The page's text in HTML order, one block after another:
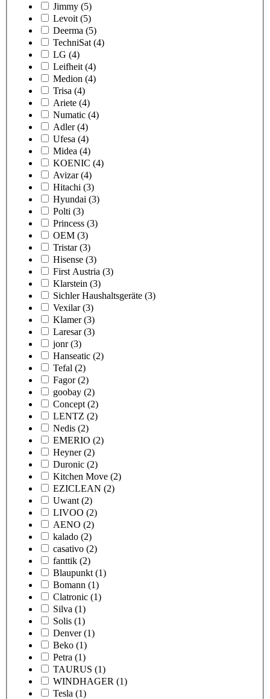
Jimmy (5)
Levoit (5)
Deerma (5)
TechniSat (4)
LG (4)
Leifheit (4)
Medion (4)
Trisa (4)
Ariete (4)
Numatic (4)
Adler (4)
Ufesa (4)
Midea (4)
KOENIC (4)
Avizar (4)
Hitachi (3)
Hyundai (3)
Polti (3)
Princess (3)
OEM (3)
Tristar (3)
Hisense (3)
First Austria (3)
Klarstein (3)
Sichler Haushaltsgeräte (3)
Vexilar (3)
Klamer (3)
Laresar (3)
jonr (3)
Hanseatic (2)
Tefal (2)
Fagor (2)
goobay (2)
Concept (2)
LENTZ (2)
Nedis (2)
EMERIO (2)
Heyner (2)
Duronic (2)
Kitchen Move (2)
EZICLEAN (2)
Uwant (2)
LIVOO (2)
AENO (2)
kalado (2)
casativo (2)
fanttik (2)
Blaupunkt (1)
Bomann (1)
Clatronic (1)
Silva (1)
Solis (1)
Denver (1)
Beko (1)
Petra (1)
TAURUS (1)
WINDHAGER (1)
Tesla (1)